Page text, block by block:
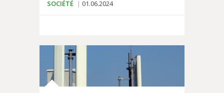
SOCIÉTÉ 01.06.2024